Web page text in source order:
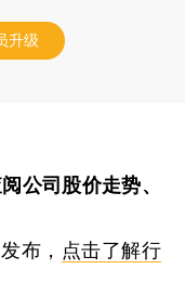
升级
公司股价走势、
布， 点击了解行